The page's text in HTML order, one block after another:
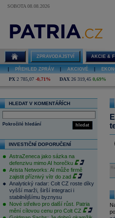
SOBOTA 08.08.2026
ZPRAVODAJSTVÍ AKCIE &
PŘEHLED ZPRÁV AKCIOVÉ
PX 2 785,07 -0,71% DAX 26 319,45 0,69%
HLEDAT V KOMENTÁŘÍCH
hledat
Pokročilé hledání
INVESTIČNÍ DOPORUČENÍ
AstraZeneca jako sázka na
defenzivu mimo AI horečku
Arista Networks: AI může firmě
zajistit příznivý vítr do zad
Analytický radar: Colt CZ roste díky
vyšší marži, širší integraci i
stabilnějšímu byznysu
Nové střelivo pro další růst. Patria
mění cílovou cenu pro Colt CZ